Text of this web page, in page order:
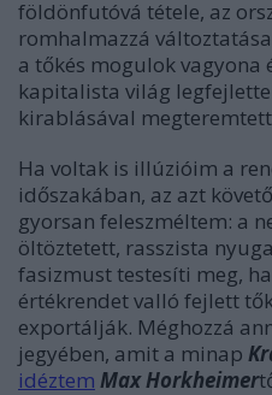
földönfutóvá tétele, az
romhalmazzá
a tőkés mogulok vagyona
kapitalista világ
kirablásával
Ha voltak is illúzióim a
időszakában, az azt
gyorsan feleszméltem: a
öltöztetett, rasszista
fasizmust testesíti meg,
értékrendet valló fejlett
exportálják. Méghozzá
jegyében, amit a minap
idéztem Max Horkheimer